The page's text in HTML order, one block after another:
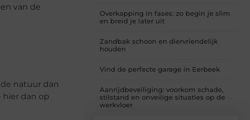
van de
natuur dan
hier dan op
Overkapping in fases: zo begin je slim
en breid je later uit
Zandbak schoon en diervriendelijk
houden
Vind de perfecte garage in Eerbeek
Aanrijdbeveiliging: voorkom schade,
stilstand en onveilige situaties op de
werkvloer